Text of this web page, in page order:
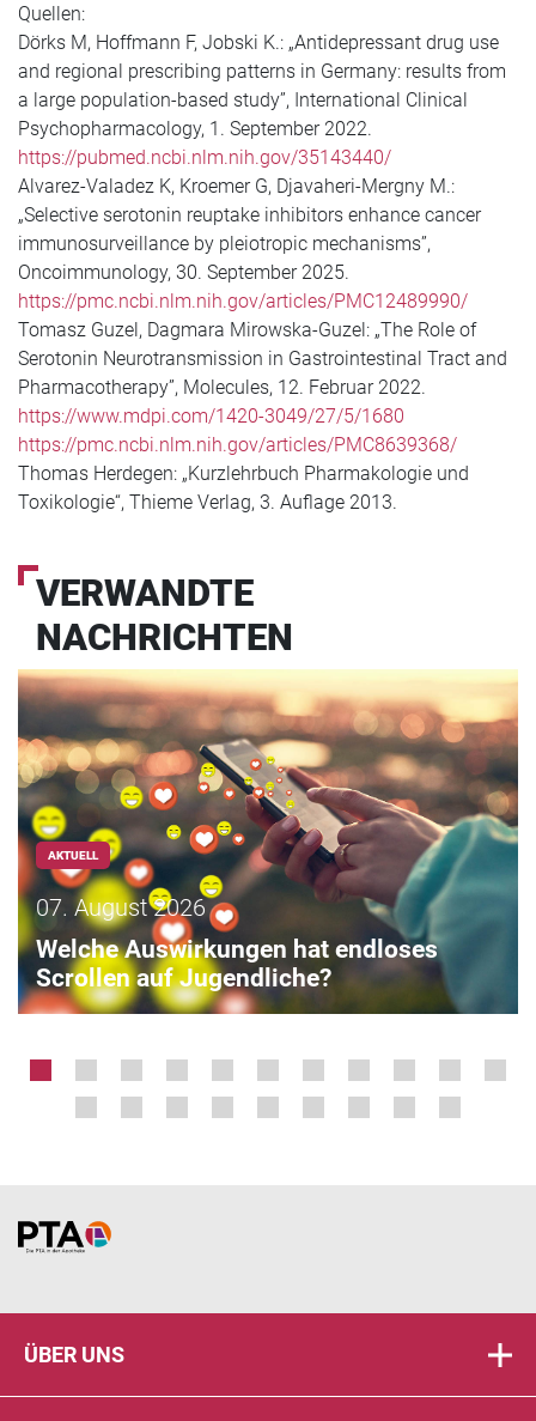
Quellen:
Dörks M, Hoffmann F, Jobski K.: „Antidepressant drug use
and regional prescribing patterns in Germany: results from
a large population-based study”, International Clinical
Psychopharmacology, 1. September 2022.
https://pubmed.ncbi.nlm.nih.gov/35143440/
Alvarez-Valadez K, Kroemer G, Djavaheri-Mergny M.:
„Selective serotonin reuptake inhibitors enhance cancer
immunosurveillance by pleiotropic mechanisms”,
Oncoimmunology, 30. September 2025.
https://pmc.ncbi.nlm.nih.gov/articles/PMC12489990/
Tomasz Guzel, Dagmara Mirowska-Guzel: „The Role of
Serotonin Neurotransmission in Gastrointestinal Tract and
Pharmacotherapy”, Molecules, 12. Februar 2022.
https://www.mdpi.com/1420-3049/27/5/1680
https://pmc.ncbi.nlm.nih.gov/articles/PMC8639368/
Thomas Herdegen: „Kurzlehrbuch Pharmakologie und
Toxikologie“, Thieme Verlag, 3. Auflage 2013.
VERWANDTE
NACHRICHTEN
AKTUELL
07. August 2026
Welche Auswirkungen hat endloses
Scrollen auf Jugendliche?
Home
ÜBER UNS